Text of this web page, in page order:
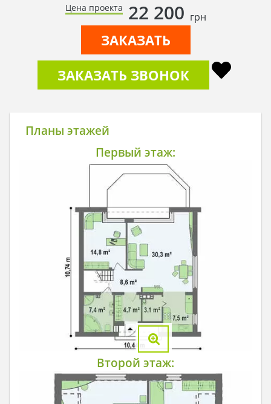
Цена проекта 22 200 грн
ЗАКАЗАТЬ
ЗАКАЗАТЬ ЗВОНОК
Планы этажей
Первый этаж:
Второй этаж: